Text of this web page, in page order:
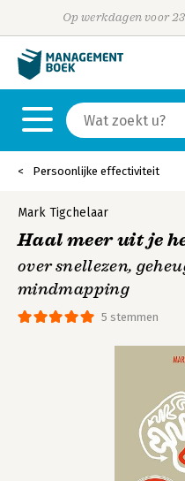
Op werkdagen voor
Persoonlijke effectiviteit
5 stemmen
Mark Tigchelaar
Haal meer uit je
over snellezen,
mindmapping